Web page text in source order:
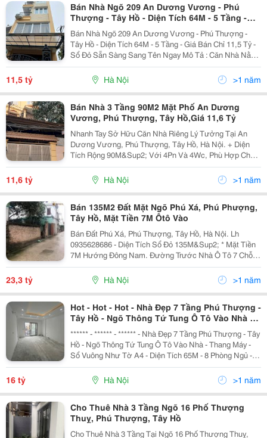
Bán Nhà Ngõ 209 An Dương Vương - Phú
Thượng - Tây Hồ - Diện Tích 64M - 5 Tầng -
Giá Bán Chỉ 11,5 Tỷ - Sổ Đỏ Sẵn Sàng Sang
Bán Nhà Ngõ 209 An Dương Vương - Phú Thượng -
Tây Hồ - Diện Tích 64M - 5 Tầng - Giá Bán Chỉ 11,5 Tỷ -
Sổ Đỏ Sẵn Sàng Sang Tên Ngay Mô Tả : Căn Nhà Nằm
Ở Vị Trí Thoáng, Ngõ Rộng Đi Lại Thuận Tiện, Gần
Đường Đôi 40M Khu Đô Thị Ciputra Hà Nội , Xung...
11,5 tỷ Hà Nội >1 năm
Bán Nhà 3 Tầng 90M2 Mặt Phố An Dương
Vương, Phú Thượng, Tây Hồ,Giá 11,6 Tỷ
Nhanh Tay Sở Hữu Căn Nhà Riêng Lý Tưởng Tại An
Dương Vương, Phú Thượng, Tây Hồ, Hà Nội. + Diện
Tích Rộng 90M&Sup2; Với 4Pn Và 4Wc, Phù Hợp Cho
Gia Đình Đông Thành Viên. + Nhà 3 Tầng, Thiết Kế Cơ
Bản, Có Thể Dễ Dàng Tùy Chỉnh Theo Sở Thích. +...
11,6 tỷ Hà Nội >1 năm
Bán 135M2 Đất Mặt Ngõ Phú Xá, Phú Phượng,
Tây Hồ, Mặt Tiền 7M Ôtô Vào
Bán Đất Phú Xá, Phú Thượng, Tây Hồ, Hà Nội. Lh
0935628686 - Diện Tích Sổ Đỏ 135M&Sup2; * Mặt Tiền
7M Hướng Đông Nam. Đường Trước Nhà Ô Tô 7 Chỗ
Vào Thoải Mái * Lô Đất Vuông Vắn Và Mặt Tiền Rộng
Cho Nên Rất Đẹp. - Vị Trí Đẹp Gần Với Đường 40M,...
23,3 tỷ Hà Nội >1 năm
Hot - Hot - Hot - Nhà Đẹp 7 Tầng Phú Thượng -
Tây Hồ - Ngõ Thông Tứ Tung Ô Tô Vào Nhà -
Thang Máy - Sổ Vuông Như Tờ A4 - Diện Tích
****** - ****** - ****** - Nhà Đẹp 7 Tầng Phú Thượng - Tây
Hồ - Ngõ Thông Tứ Tung Ô Tô Vào Nhà - Thang Máy -
Sổ Vuông Như Tờ A4 - Diện Tích 65M - 8 Phòng Ngủ -
Giá Chỉ 16 Tỷ. - Diện Tích : 65M - 7 Tầng - Thang Máy -
Ô Tô Vào Nhà - Mô Tả : + Tầng 1 :
16 tỷ Hà Nội >1 năm
Cho Thuê Nhà 3 Tầng Ngõ 16 Phố Thượng
Thuỵ, Phú Thượng, Tây Hồ
Cho Thuê Nhà 3 Tầng Tại Ngõ 16 Phố Thượng Thuỵ,